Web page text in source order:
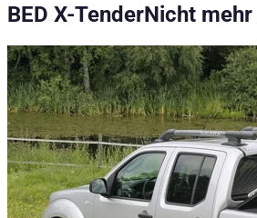
BED X-TenderNicht